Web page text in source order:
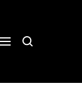
contenuto
Navigazione